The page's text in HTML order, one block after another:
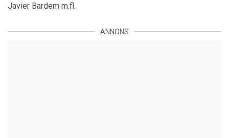
Javier Bardem m.fl.
ANNONS